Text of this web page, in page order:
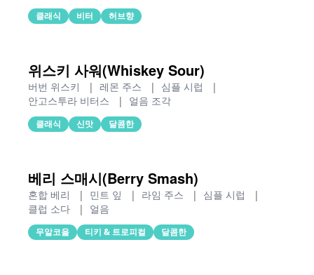
클래식 비터 허브향
위스키 사워(Whiskey Sour)
버번 위스키 | 레몬 주스 | 심플 시럽
|
안고스투라 비터스
| 얼음 조각
클래식 신맛 달콤한
베리 스매시(Berry Smash)
혼합 베리 | 민트 잎 | 라임 주스 | 심플 시럽
|
클럽 소다
| 얼음
무알코올 티키 & 트로피컬 달콤한